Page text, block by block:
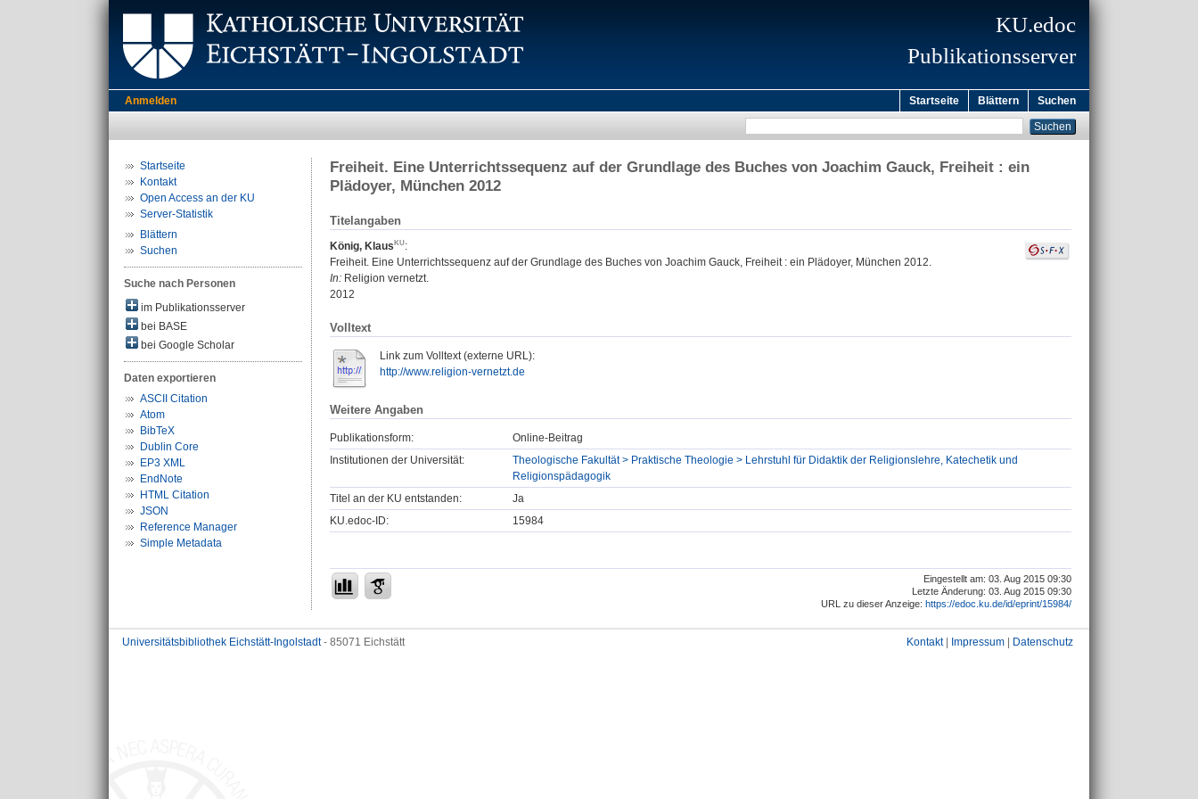
KU.edoc
Publikationsserver
Anmelden Startseite Blättern Suchen
Startseite
Kontakt
Open Access an der KU
Server-Statistik
Blättern
Suchen
Suche nach Personen
im Publikationsserver
bei BASE
bei Google Scholar
Daten exportieren
ASCII Citation
Atom
BibTeX
Dublin Core
EP3 XML
EndNote
HTML Citation
JSON
Reference Manager
Simple Metadata
Freiheit. Eine Unterrichtssequenz auf der Grundlage des Buches von Joachim Gauck, Freiheit : ein
Plädoyer, München 2012
Titelangaben
König, Klaus
:
Freiheit. Eine Unterrichtssequenz auf der Grundlage des Buches von Joachim Gauck, Freiheit : ein Plädoyer, München 2012.
In: Religion vernetzt.
2012
Volltext
Link zum Volltext (externe URL):
http://www.religion-vernetzt.de
Weitere Angaben
Publikationsform:
Online-Beitrag
Institutionen der Universität:
Theologische Fakultät > Praktische Theologie > Lehrstuhl für Didaktik der Religionslehre, Katechetik und
Religionspädagogik
Titel an der KU entstanden:
Ja
KU.edoc-ID:
15984
Eingestellt am: 03. Aug 2015 09:30
Letzte Änderung: 03. Aug 2015 09:30
URL zu dieser Anzeige: https://edoc.ku.de/id/eprint/15984/
Universitätsbibliothek Eichstätt-Ingolstadt- 85071 Eichstätt Kontakt| Impressum Datenschutz